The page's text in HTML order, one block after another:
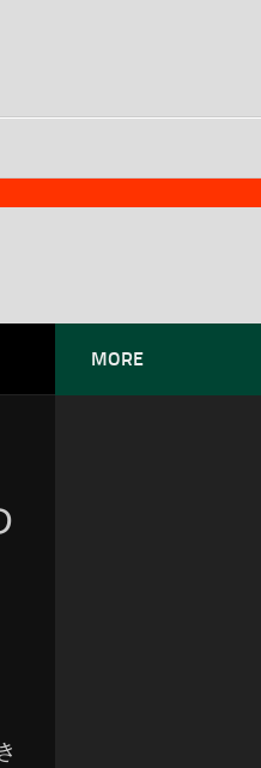
MORE